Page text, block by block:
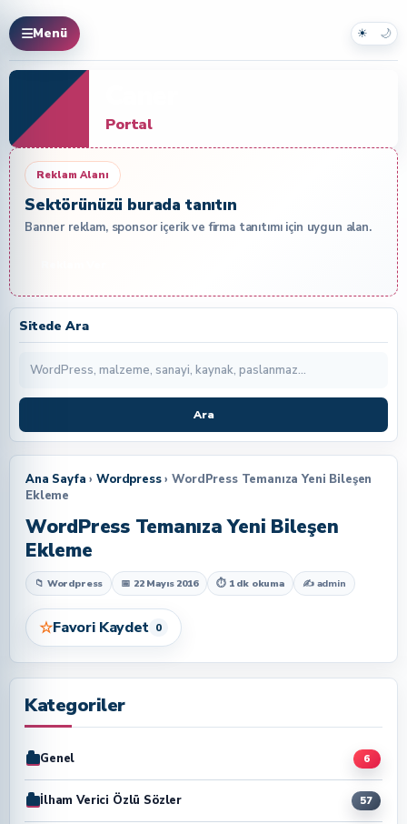
Menü ☀ 🌙
Portal
Reklam Alanı
Sektörünüzü burada tanıtın
Banner reklam, sponsor içerik ve firma tanıtımı için uygun alan.
Sitede Ara
Ara
Ana Sayfa ›Wordpress› WordPress Temanıza Yeni Bileşen
Ekleme
WordPress Temanıza Yeni Bileşen
Ekleme
📁 Wordpress 📅 22 Mayıs 2016 ⏱ 1 dk okuma ✍ admin
☆Favori Kaydet 0
Kategoriler
Genel 6
İlham Verici Özlü Sözler 57